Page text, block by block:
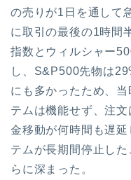
の売りが1日を通して
に取引の最後の1時間
指数とウィルシャー
し、S&P500先物は
にも多かったため、
テムは機能せず、注
金移動が何時間も遅
テムが長期間停止し
らに深まった。